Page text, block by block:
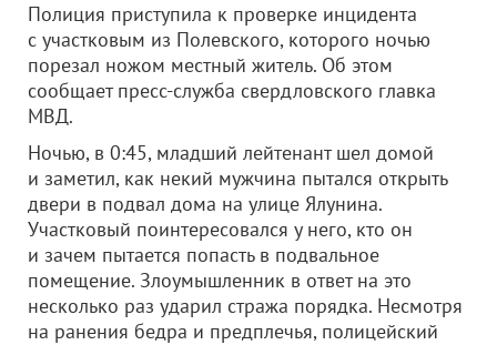
Полиция приступила к проверке инцидента
с участковым из Полевского, которого ночью
порезал ножом местный житель. Об этом
сообщает пресс-служба свердловского главка
МВД.
Ночью, в 0:45, младший лейтенант шел домой
и заметил, как некий мужчина пытался открыть
двери в подвал дома на улице Ялунина.
Участковый поинтересовался у него, кто он
и зачем пытается попасть в подвальное
помещение. Злоумышленник в ответ на это
несколько раз ударил стража порядка. Несмотря
на ранения бедра и предплечья, полицейский